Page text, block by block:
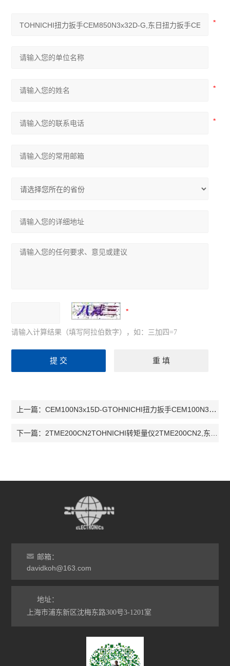
请输入计算结果（填写阿拉伯数字），如：三加四=7
上一篇：CEM100N3x15D-GTOHNICHI扭力扳手CEM100N3x15D-G,东日扭力扳手CEM100N3x15D-G，CE
下一篇：2TME200CN2TOHNICHI转矩量仪2TME200CN2,东日转矩量仪2TME200CN2，2TME200CN2
邮箱：
davidkoh@163.com
地址：
上海市浦东新区沈梅东路300号3-1201室